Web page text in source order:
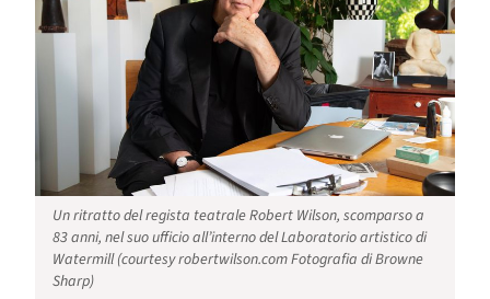
Un ritratto del regista teatrale Robert Wilson, scomparso a
83 anni, nel suo ufficio all’interno del Laboratorio artistico di
Watermill (courtesy robertwilson.comFotografia di Browne
Sharp)